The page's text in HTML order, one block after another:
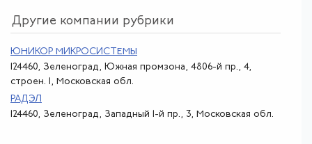
Другие компании рубрики
ЮНИКОР МИКРОСИСТЕМЫ
124460, Зеленоград, Южная промзона, 4806-й пр., 4,
строен. 1, Московская обл.
РАДЭЛ
124460, Зеленоград, Западный 1-й пр., 3, Московская обл.